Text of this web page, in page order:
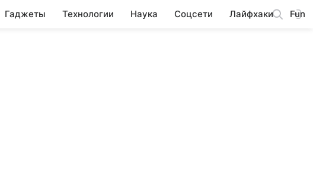
Гаджеты Технологии Наука Соцсети Лайфхаки Fun